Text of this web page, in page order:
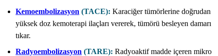
Kemoembolizasyon (TACE): Karaciğer tümörlerine doğrudan
yüksek doz kemoterapi ilaçları vererek, tümörü besleyen damarı
tıkar.
Radyoembolizasyon (TARE): Radyoaktif madde içeren mikro